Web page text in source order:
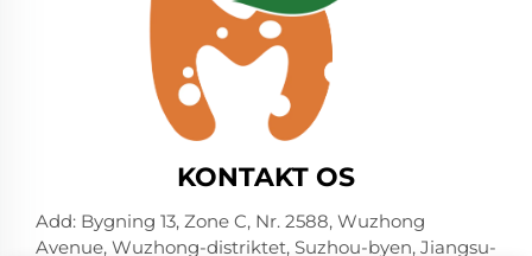
KONTAKT OS
Add: Bygning 13, Zone C, Nr. 2588, Wuzhong
Avenue, Wuzhong-distriktet, Suzhou-byen, Jiangsu-